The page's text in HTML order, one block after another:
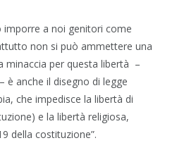
imporre a noi genitori come
non si può ammettere una
minaccia per questa libertà –
è anche il disegno di legge
che impedisce la libertà di
e la libertà religiosa,
della costituzione”.